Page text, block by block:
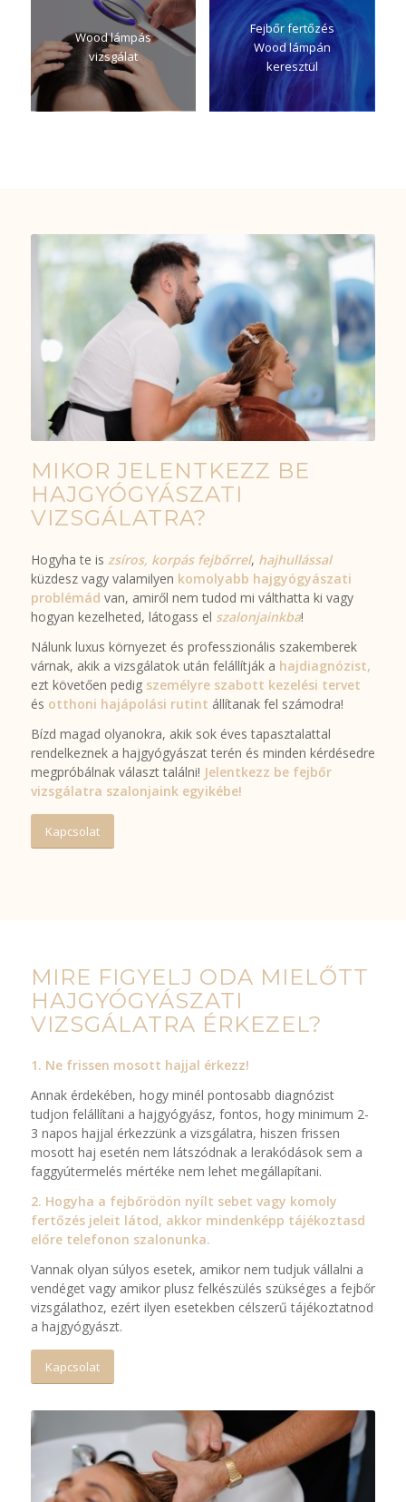
Wood lámpás
vizsgálat
Fejbőr fertőzés
Wood lámpán
keresztül
MIKOR JELENTKEZZ BE
HAJGYÓGYÁSZATI
VIZSGÁLATRA?
Hogyha te is zsíros, korpás fejbőrrel, hajhullással
küzdesz vagy valamilyen komolyabb hajgyógyászati
problémád van, amiről nem tudod mi válthatta ki vagy
hogyan kezelheted, látogass el szalonjainkba!
Nálunk luxus környezet és professzionális szakemberek
várnak, akik a vizsgálatok után felállítják a hajdiagnózist,
ezt követően pedig személyre szabott kezelési tervet
és otthoni hajápolási rutint állítanak fel számodra!
Bízd magad olyanokra, akik sok éves tapasztalattal
rendelkeznek a hajgyógyászat terén és minden kérdésedre
megpróbálnak választ találni! Jelentkezz be fejbőr
vizsgálatra szalonjaink egyikébe!
Kapcsolat
MIRE FIGYELJ ODA MIELŐTT
HAJGYÓGYÁSZATI
VIZSGÁLATRA ÉRKEZEL?
1. Ne frissen mosott hajjal érkezz!
Annak érdekében, hogy minél pontosabb diagnózist
tudjon felállítani a hajgyógyász, fontos, hogy minimum 2-
3 napos hajjal érkezzünk a vizsgálatra, hiszen frissen
mosott haj esetén nem látszódnak a lerakódások sem a
faggyútermelés mértéke nem lehet megállapítani.
2. Hogyha a fejbőrödön nyílt sebet vagy komoly
fertőzés jeleit látod, akkor mindenképp tájékoztasd
előre telefonon szalonunka.
Vannak olyan súlyos esetek, amikor nem tudjuk vállalni a
vendéget vagy amikor plusz felkészülés szükséges a fejbőr
vizsgálathoz, ezért ilyen esetekben célszerű tájékoztatnod
a hajgyógyászt.
Kapcsolat